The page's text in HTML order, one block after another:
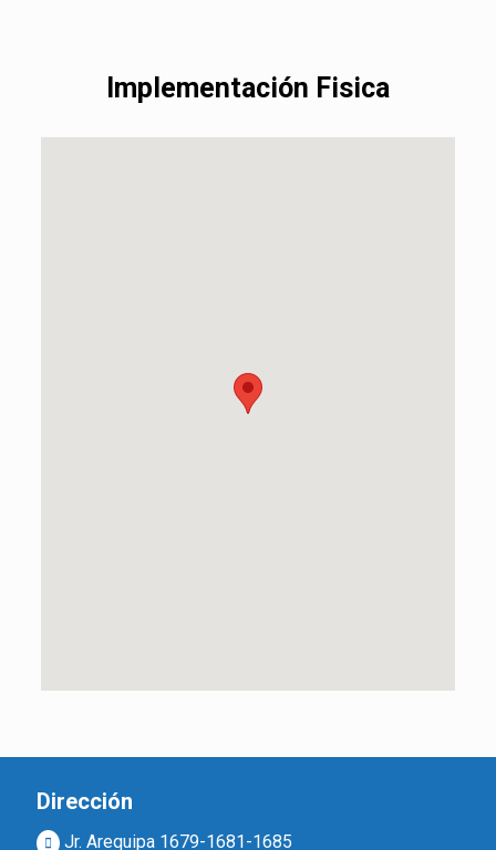
Implementación Fisica
Dirección
Jr. Arequipa 1679-1681-1685